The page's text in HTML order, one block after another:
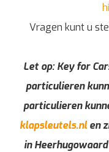
Vragen kunt u
Let op: Key for
particulieren
particulieren
klapsleutels.nlen
in